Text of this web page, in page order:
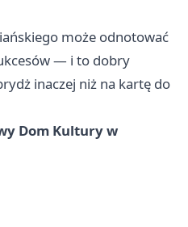
może odnotować
— i to dobry
inaczej niż na kartę do
Dom Kultury w